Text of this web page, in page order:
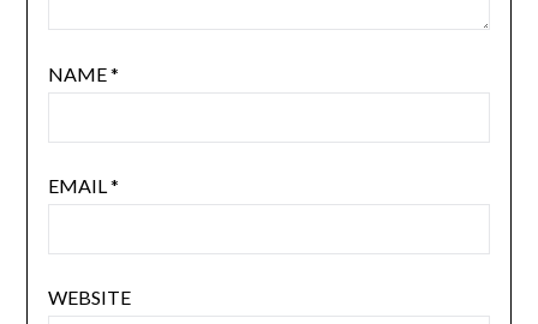
NAME*
EMAIL*
WEBSITE